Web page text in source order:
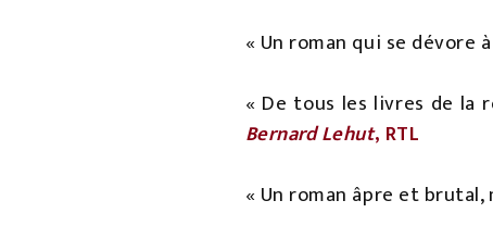
« Un roman qui se dévore
« De tous les livres de la
Bernard Lehut, RTL
« Un roman âpre et